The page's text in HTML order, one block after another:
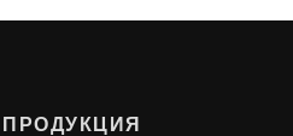
ПРОДУКЦИЯ